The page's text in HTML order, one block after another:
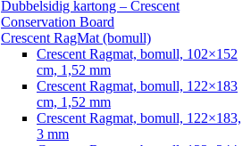
Dubbelsidig kartong – Crescent
Conservation Board
Crescent RagMat (bomull)
Crescent Ragmat, bomull, 102×152
cm, 1,52 mm
Crescent Ragmat, bomull, 122×183
cm, 1,52 mm
Crescent Ragmat, bomull, 122×183,
3 mm